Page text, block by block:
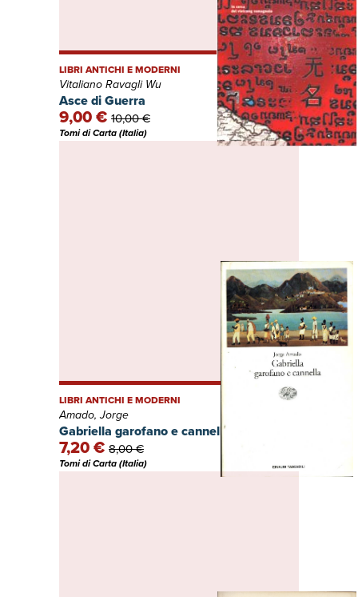
Asce di Guerra
LIBRI ANTICHI E MODERNI
Vitaliano Ravagli Wu
9,00 € 10,00 €
Tomi di Carta (Italia)
Gabriella garofano e cannella
LIBRI ANTICHI E MODERNI
Amado, Jorge
7,20 € 8,00 €
Tomi di Carta (Italia)